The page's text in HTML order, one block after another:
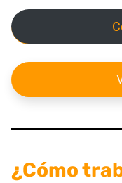
¿Cómo